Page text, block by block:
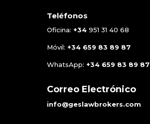
Teléfonos
Oficina: +34951 31 40 68
Móvil: +34 659 83 89 87
WhatsApp: +34 659 83 89 87
Correo Electrónico
info@geslawbrokers.com